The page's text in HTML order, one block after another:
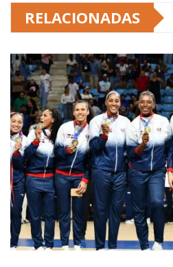
RELACIONADAS